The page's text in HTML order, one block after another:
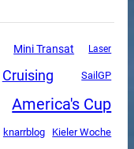
Mini Transat Laser
Cruising SailGP
America's Cup
knarrblog Kieler Woche